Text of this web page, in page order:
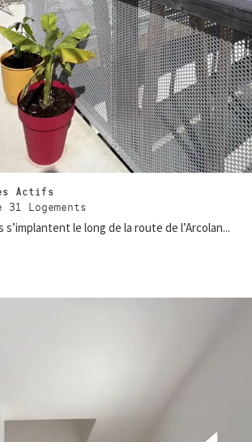
Actifs
Logements
le long de la route de l’Arcolan...